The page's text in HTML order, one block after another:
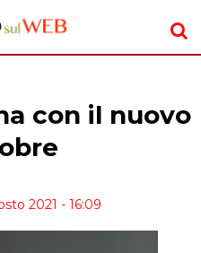
con il nuovo
2021 - 16:09